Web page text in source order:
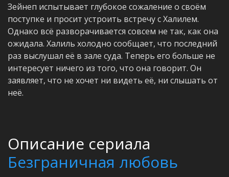
Зейнеп испытывает глубокое сожаление о своём
поступке и просит устроить встречу с Халилем.
Однако всё разворачивается совсем не так, как она
ожидала. Халиль холодно сообщает, что последний
раз выслушал её в зале суда. Теперь его больше не
интересует ничего из того, что она говорит. Он
заявляет, что не хочет ни видеть её, ни слышать от
неё.
Описание сериала
Безграничная любовь